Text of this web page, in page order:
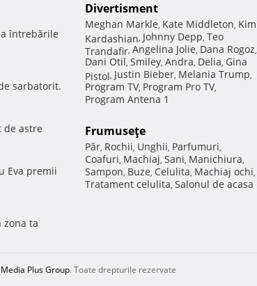
întrebările
sarbatorit.
de astre
Eva premii
zona ta
Divertisment
Meghan Markle, Kate Middleton, Kim
Kardashian, Johnny Depp, Teo
Trandafir, Angelina Jolie, Dana Rogoz,
Dani Otil, Smiley, Andra, Delia, Gina
Pistol, Justin Bieber, Melania Trump,
Program TV, Program Pro TV,
Program Antena 1
Frumuseţe
Păr, Rochii, Unghii, Parfumuri,
Coafuri, Machiaj, Sani, Manichiura,
Sampon, Buze, Celulita, Machiaj ochi,
Tratament celulita, Salonul de acasa
iMedia Plus Group. Toate drepturile rezervate